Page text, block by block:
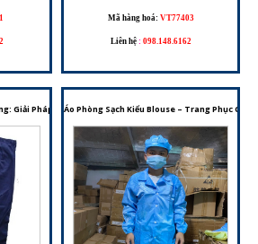
Mã hàng hoá: VT77403
Liên hệ : 098.148.6162
Giải Pháp Trang Phục Bảo Hộ Lao Động Tối Ưu
Áo Phòng Sạch Kiểu Blouse – Trang Phục